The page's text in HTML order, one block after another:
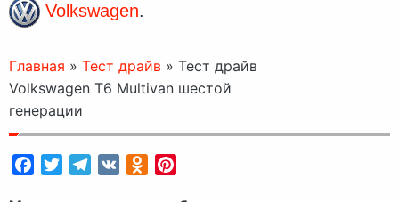
Volkswagen.
Главная » Тест драйв » Тест драйв
Volkswagen T6 Multivan шестой
генерации
FacebookTwitterTelegram
VK Odnoklassniki